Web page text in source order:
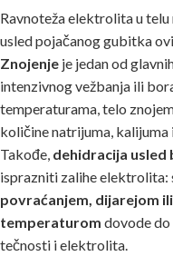
Ravnoteža elektrolita u
usled pojačanog gubitka
Znojenje je jedan od
intenzivnog vežbanja ili
temperaturama, telo
količine natrijuma,
Takođe, dehidracija usled
isprazniti zalihe elektrolita:
povraćanjem, dijarejom
temperaturom dovode
tečnosti i elektrolita.